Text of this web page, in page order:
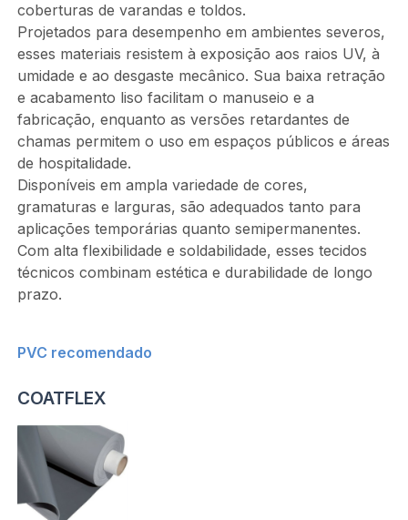
coberturas de varandas e toldos.
Projetados para desempenho em ambientes severos,
esses materiais resistem à exposição aos raios UV, à
umidade e ao desgaste mecânico. Sua baixa retração
e acabamento liso facilitam o manuseio e a
fabricação, enquanto as versões retardantes de
chamas permitem o uso em espaços públicos e áreas
de hospitalidade.
Disponíveis em ampla variedade de cores,
gramaturas e larguras, são adequados tanto para
aplicações temporárias quanto semipermanentes.
Com alta flexibilidade e soldabilidade, esses tecidos
técnicos combinam estética e durabilidade de longo
prazo.
PVC recomendado
COATFLEX